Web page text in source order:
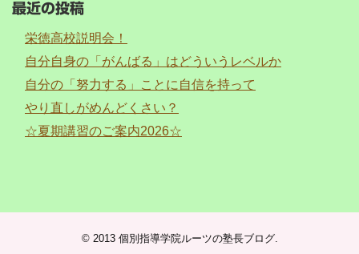
最近の投稿
栄徳高校説明会！
自分自身の「がんばる」はどういうレベルか
自分の「努力する」ことに自信を持って
やり直しがめんどくさい？
☆夏期講習のご案内2026☆
© 2013 個別指導学院ルーツの塾長ブログ.